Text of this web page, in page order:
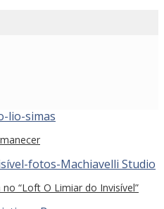
“Loft O Limiar do Invisível”